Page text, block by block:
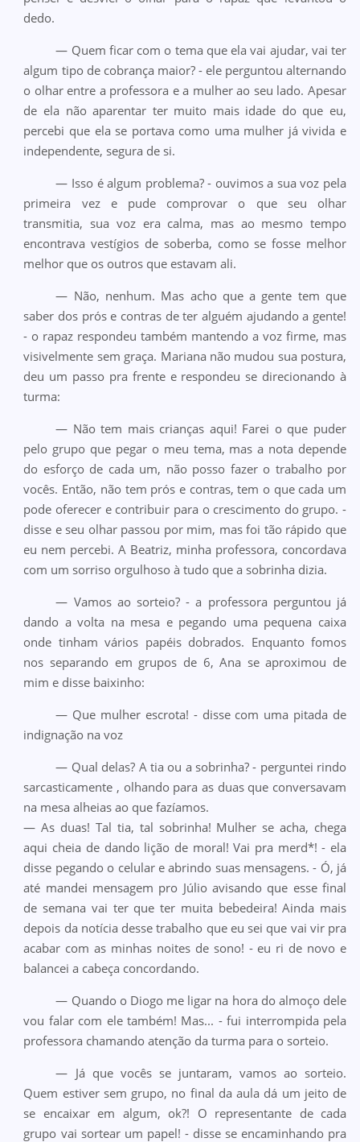
dedo.
— Quem ficar com o tema que ela vai ajudar, vai ter
algum tipo de cobrança maior? - ele perguntou alternando
o olhar entre a professora e a mulher ao seu lado. Apesar
de ela não aparentar ter muito mais idade do que eu,
percebi que ela se portava como uma mulher já vivida e
independente, segura de si.
— Isso é algum problema? - ouvimos a sua voz pela
primeira vez e pude comprovar o que seu olhar
transmitia, sua voz era calma, mas ao mesmo tempo
encontrava vestígios de soberba, como se fosse melhor
melhor que os outros que estavam ali.
— Não, nenhum. Mas acho que a gente tem que
saber dos prós e contras de ter alguém ajudando a gente!
- o rapaz respondeu também mantendo a voz firme, mas
visivelmente sem graça. Mariana não mudou sua postura,
deu um passo pra frente e respondeu se direcionando à
turma:
— Não tem mais crianças aqui! Farei o que puder
pelo grupo que pegar o meu tema, mas a nota depende
do esforço de cada um, não posso fazer o trabalho por
vocês. Então, não tem prós e contras, tem o que cada um
pode oferecer e contribuir para o crescimento do grupo. -
disse e seu olhar passou por mim, mas foi tão rápido que
eu nem percebi. A Beatriz, minha professora, concordava
com um sorriso orgulhoso à tudo que a sobrinha dizia.
— Vamos ao sorteio? - a professora perguntou já
dando a volta na mesa e pegando uma pequena caixa
onde tinham vários papéis dobrados. Enquanto fomos
nos separando em grupos de 6, Ana se aproximou de
mim e disse baixinho:
— Que mulher escrota! - disse com uma pitada de
indignação na voz
— Qual delas? A tia ou a sobrinha? - perguntei rindo
sarcasticamente , olhando para as duas que conversavam
na mesa alheias ao que fazíamos.
— As duas! Tal tia, tal sobrinha! Mulher se acha, chega
aqui cheia de dando lição de moral! Vai pra merd*! - ela
disse pegando o celular e abrindo suas mensagens. - Ó, já
até mandei mensagem pro Júlio avisando que esse final
de semana vai ter que ter muita bebedeira! Ainda mais
depois da notícia desse trabalho que eu sei que vai vir pra
acabar com as minhas noites de sono! - eu ri de novo e
balancei a cabeça concordando.
— Quando o Diogo me ligar na hora do almoço dele
vou falar com ele também! Mas... - fui interrompida pela
professora chamando atenção da turma para o sorteio.
— Já que vocês se juntaram, vamos ao sorteio.
Quem estiver sem grupo, no final da aula dá um jeito de
se encaixar em algum, ok?! O representante de cada
grupo vai sortear um papel! - disse se encaminhando pra